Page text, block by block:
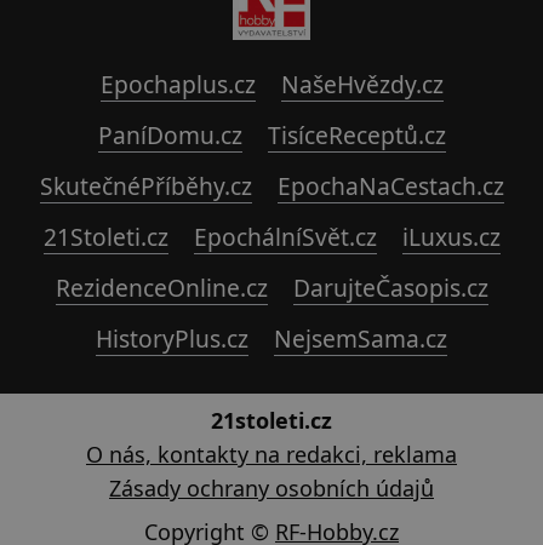
Epochaplus.cz
NašeHvězdy.cz
PaníDomu.cz
TisíceReceptů.cz
SkutečnéPříběhy.cz
EpochaNaCestach.cz
21Stoleti.cz
EpochálníSvět.cz
iLuxus.cz
RezidenceOnline.cz
DarujteČasopis.cz
HistoryPlus.cz
NejsemSama.cz
21stoleti.cz
O nás, kontakty na redakci, reklama
Zásady ochrany osobních údajů
Copyright © RF-Hobby.cz